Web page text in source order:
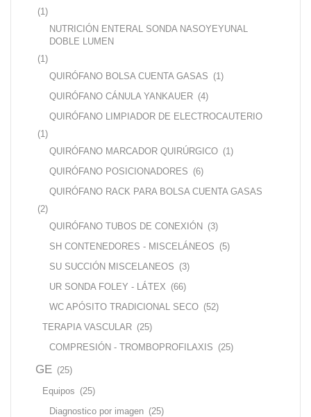
(1)
NUTRICIÓN ENTERAL SONDA NASOYEYUNAL
DOBLE LUMEN
(1)
QUIRÓFANO BOLSA CUENTA GASAS (1)
QUIRÓFANO CÁNULA YANKAUER (4)
QUIRÓFANO LIMPIADOR DE ELECTROCAUTERIO
(1)
QUIRÓFANO MARCADOR QUIRÚRGICO (1)
QUIRÓFANO POSICIONADORES (6)
QUIRÓFANO RACK PARA BOLSA CUENTA GASAS
(2)
QUIRÓFANO TUBOS DE CONEXIÓN (3)
SH CONTENEDORES - MISCELÁNEOS (5)
SU SUCCIÓN MISCELANEOS (3)
UR SONDA FOLEY - LÁTEX (66)
WC APÓSITO TRADICIONAL SECO (52)
TERAPIA VASCULAR (25)
COMPRESIÓN - TROMBOPROFILAXIS (25)
GE (25)
Equipos (25)
Diagnostico por imagen (25)